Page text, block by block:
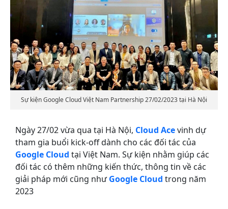
Sự kiện Google Cloud Việt Nam Partnership 27/02/2023 tại Hà Nội
Ngày 27/02 vừa qua tại Hà Nội, Cloud Acevinh dự
tham gia buổi kick-off dành cho các đối tác của
Google Cloud tại Việt Nam. Sự kiện nhằm giúp các
đối tác có thêm những kiến thức, thông tin về các
giải pháp mới cũng nhưGoogle Cloud trong năm
2023